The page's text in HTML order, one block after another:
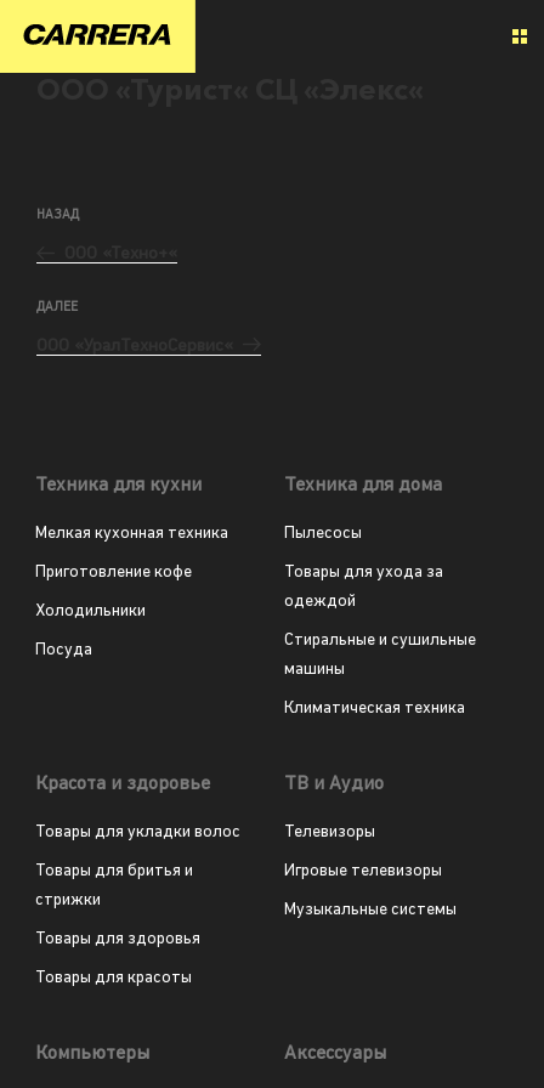
НАЗАД
ДАЛЕЕ
Техника для кухни
Мелкая кухонная техника
Приготовление кофе
Холодильники
Посуда
Техника для дома
Пылесосы
Товары для ухода за
одеждой
Стиральные и сушильные
машины
Климатическая техника
Красота и здоровье
Товары для укладки волос
Товары для бритья и
стрижки
Товары для здоровья
Товары для красоты
ТВ и Аудио
Телевизоры
Игровые телевизоры
Музыкальные системы
Компьютеры Аксессуары